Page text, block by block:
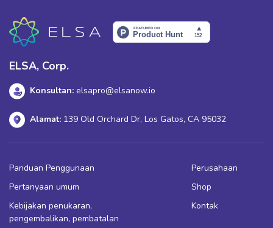
ELSA, Corp.
Konsultan: elsapro@elsanow.io
Alamat: 139 Old Orchard Dr, Los Gatos, CA 95032
Panduan Penggunaan
Pertanyaan umum
Kebijakan penukaran,
pengembalikan, pembatalan
Perusahaan
Shop
Kontak